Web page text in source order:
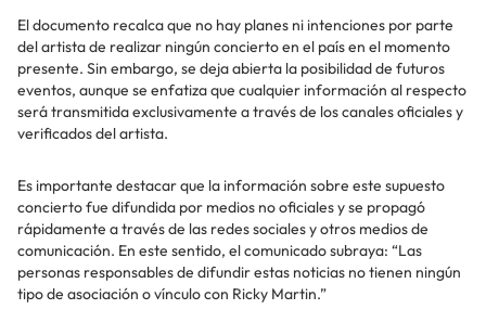
El documento recalca que no hay planes ni intenciones por parte
del artista de realizar ningún concierto en el país en el momento
presente. Sin embargo, se deja abierta la posibilidad de futuros
eventos, aunque se enfatiza que cualquier información al respecto
será transmitida exclusivamente a través de los canales oficiales y
verificados del artista.
Es importante destacar que la información sobre este supuesto
concierto fue difundida por medios no oficiales y se propagó
rápidamente a través de las redes sociales y otros medios de
comunicación. En este sentido, el comunicado subraya: “Las
personas responsables de difundir estas noticias no tienen ningún
tipo de asociación o vínculo con Ricky Martin.”